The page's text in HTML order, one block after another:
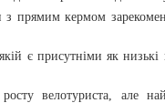
прямим кермом
є присутніми як низькі
росту велотуриста, але